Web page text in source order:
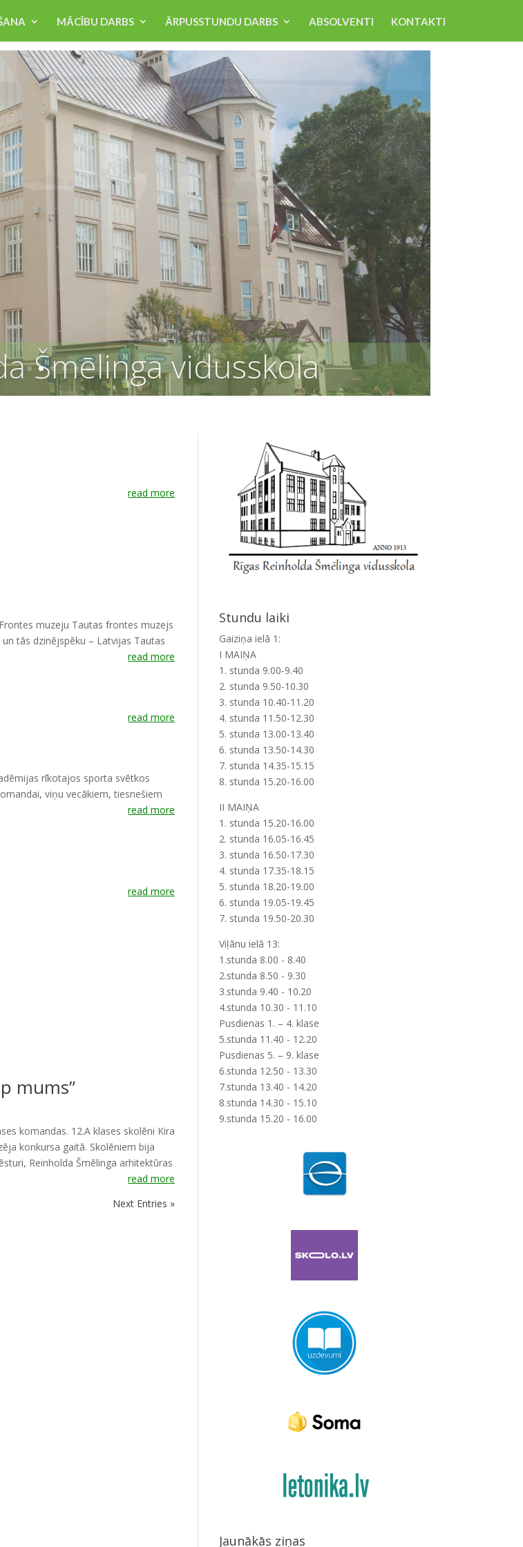
MĀCĪBU DARBS ĀRPUSSTUNDU DARBS ABSOLVENTI KONTAKTI
read more
muzeju Tautas frontes muzejs
tās dzinējspēku – Latvijas Tautas
read more
read more
rīkotajos sporta svētkos
viņu vecākiem, tiesnešiem
read more
read more
mums”
komandas. 12.A klases skolēni Kira
konkursa gaitā. Skolēniem bija
Reinholda Šmēlinga arhitektūras
read more
Next Entries »
Stundu laiki
Gaiziņa ielā 1:
I MAIŅA
1. stunda 9.00-9.40
2. stunda 9.50-10.30
3. stunda 10.40-11.20
4. stunda 11.50-12.30
5. stunda 13.00-13.40
6. stunda 13.50-14.30
7. stunda 14.35-15.15
8. stunda 15.20-16.00
II MAIŅA
1. stunda 15.20-16.00
2. stunda 16.05-16.45
3. stunda 16.50-17.30
4. stunda 17.35-18.15
5. stunda 18.20-19.00
6. stunda 19.05-19.45
7. stunda 19.50-20.30
Viļānu ielā 13:
1.stunda 8.00 - 8.40
2.stunda 8.50 - 9.30
3.stunda 9.40 - 10.20
4.stunda 10.30 - 11.10
Pusdienas 1. – 4. klase
5.stunda 11.40 - 12.20
Pusdienas 5. – 9. klase
6.stunda 12.50 - 13.30
7.stunda 13.40 - 14.20
8.stunda 14.30 - 15.10
9.stunda 15.20 - 16.00
Jaunākās ziņas